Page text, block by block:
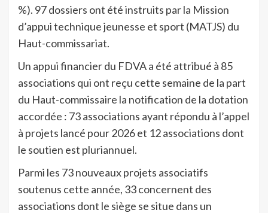
%). 97 dossiers ont été instruits par la Mission
d’appui technique jeunesse et sport (MATJS) du
Haut-commissariat.
Un appui financier du FDVA a été attribué à 85
associations qui ont reçu cette semaine de la part
du Haut-commissaire la notification de la dotation
accordée : 73 associations ayant répondu à l’appel
à projets lancé pour 2026 et 12 associations dont
le soutien est pluriannuel.
Parmi les 73 nouveaux projets associatifs
soutenus cette année, 33 concernent des
associations dont le siège se situe dans un